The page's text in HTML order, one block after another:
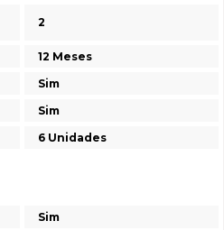
2
12 Meses
Sim
Sim
6 Unidades
Sim